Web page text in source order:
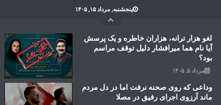
پنجشنبه, مرداد ۱۵, ۱۴۰۵
لغو هزار ترانه، هزاران خاطره و یک پرسش
آیا نام هما میرافشار دلیل توقف مراسم
بود؟
مرداد ۵, ۱۴۰۵
وداعی که روی صحنه نرفت اما در دل مردم
ماند آرزوی اجرای رفیق در مصلا